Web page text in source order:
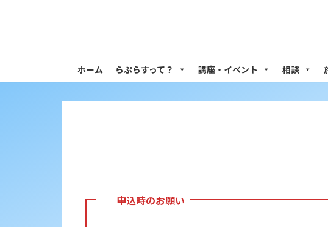
へ
ョ
ホーム らぷらすって？ 講座・イベント 相談
申込時のお願い